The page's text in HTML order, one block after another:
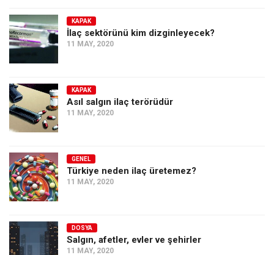
Düşünce
Dosyalar
KAPAK
İlaç sektörünü kim dizginleyecek?
11 MAY, 2020
KAPAK
Asıl salgın ilaç terörüdür
11 MAY, 2020
GENEL
Türkiye neden ilaç üretemez?
11 MAY, 2020
DOSYA
Salgın, afetler, evler ve şehirler
11 MAY, 2020